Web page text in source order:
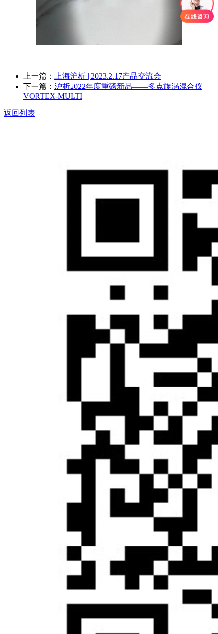
上一篇：
上海沪析 | 2023.2.17产品交流会
下一篇： 沪析2022年度重磅新品——多点旋涡混合仪
VORTEX-MULTI
返回列表